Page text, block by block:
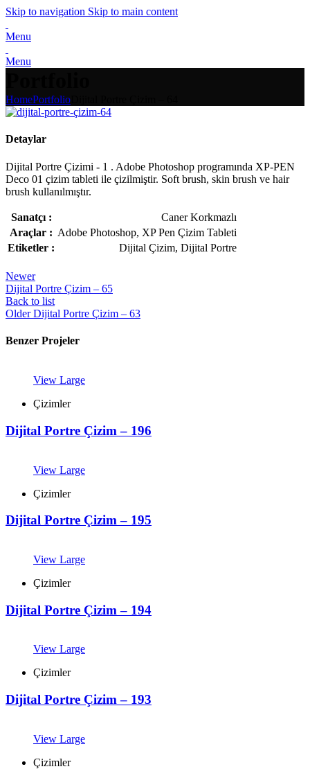
Skip to navigation Skip to main content
Menu
Menu
HomePortfolio
Detaylar
Dijital Portre Çizimi - 1 . Adobe Photoshop programında XP-PEN
Deco 01 çizim tableti ile çizilmiştir. Soft brush, skin brush ve hair
brush kullanılmıştır.
Sanatçı :
Caner Korkmazlı
Araçlar : Adobe Photoshop, XP Pen Çizim Tableti
Etiketler :
Dijital Çizim, Dijital Portre
Newer
Dijital Portre Çizim – 65
Back to list
Older Dijital Portre Çizim – 63
Benzer Projeler
View Large
Çizimler
Dijital Portre Çizim – 196
View Large
Çizimler
Dijital Portre Çizim – 195
View Large
Çizimler
Dijital Portre Çizim – 194
View Large
Çizimler
Dijital Portre Çizim – 193
View Large
Çizimler